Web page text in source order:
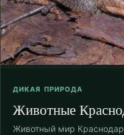
ДИКАЯ ПРИРОДА
Животные
Животный мир